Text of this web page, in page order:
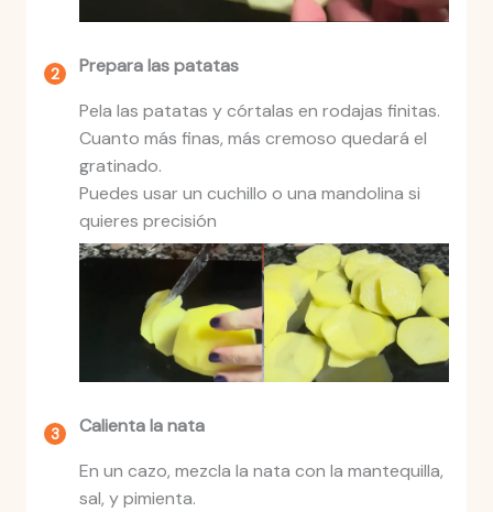
Prepara las patatas
Pela las patatas y córtalas en rodajas finitas.
Cuanto más finas, más cremoso quedará el
gratinado.
Puedes usar un cuchillo o una mandolina si
quieres precisión
Calienta la nata
En un cazo, mezcla la nata con la mantequilla,
sal, y pimienta.